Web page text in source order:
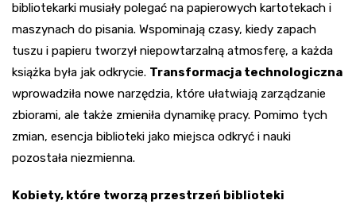
bibliotekarki musiały polegać na papierowych kartotekach i
maszynach do pisania. Wspominają czasy, kiedy zapach
tuszu i papieru tworzył niepowtarzalną atmosferę, a każda
książka była jak odkrycie. Transformacja technologiczna
wprowadziła nowe narzędzia, które ułatwiają zarządzanie
zbiorami, ale także zmieniła dynamikę pracy. Pomimo tych
zmian, esencja biblioteki jako miejsca odkryć i nauki
pozostała niezmienna.
Kobiety, które tworzą przestrzeń biblioteki